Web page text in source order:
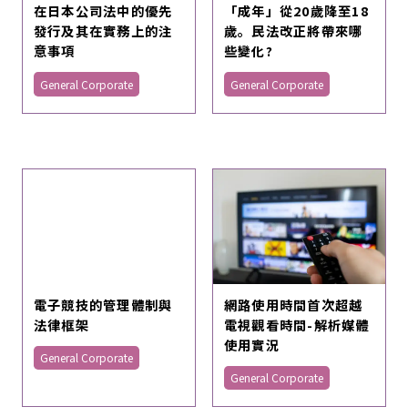
在日本公司法中的優先
發行及其在實務上的注
意事項
General Corporate
「成年」從20歲降至18
歲。民法改正將帶來哪
些變化?
General Corporate
電子競技的管理體制與
法律框架
General Corporate
網路使用時間首次超越
電視觀看時間-解析媒體
使用實況
General Corporate